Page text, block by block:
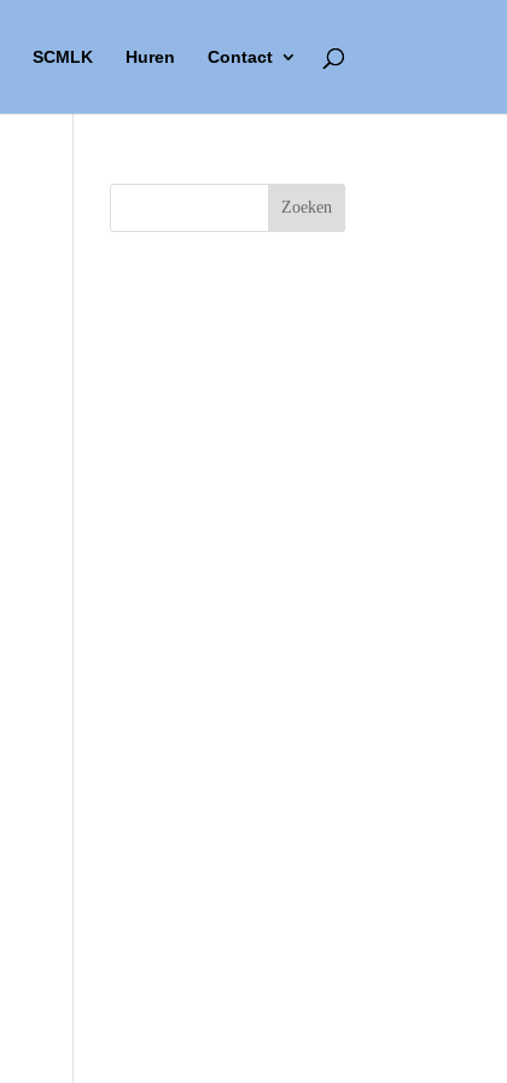
SCMLK Huren Contact